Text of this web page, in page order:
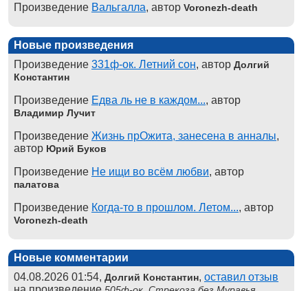
Произведение Вальгалла, автор Voronezh-death
Новые произведения
Произведение 331ф-ок. Летний сон, автор Долгий
Константин
Произведение Едва ль не в каждом..., автор
Владимир Лучит
Произведение Жизнь прОжита, занесена в анналы,
автор Юрий Буков
Произведение Не ищи во всём любви, автор
палатова
Произведение Когда-то в прошлом. Летом..., автор
Voronezh-death
Новые комментарии
04.08.2026 01:54, Долгий Константин, оставил отзыв